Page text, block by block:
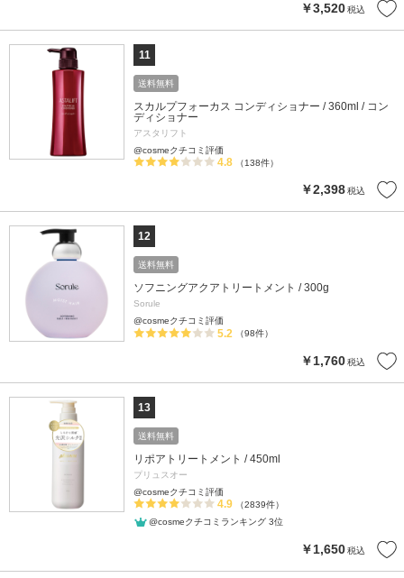
￥3,520税込
11
送料無料
スカルプフォーカス コンディショナー / 360ml / コン
ディショナー
アスタリフト
@cosmeクチコミ評価
4.8 （138件）
￥2,398税込
12
送料無料
ソフニングアクアトリートメント / 300g
Sorule
@cosmeクチコミ評価
5.2 （98件）
￥1,760税込
13
送料無料
リポアトリートメント / 450ml
プリュスオー
@cosmeクチコミ評価
4.9
（2839件）
@cosmeクチコミランキング 3位
￥1,650税込